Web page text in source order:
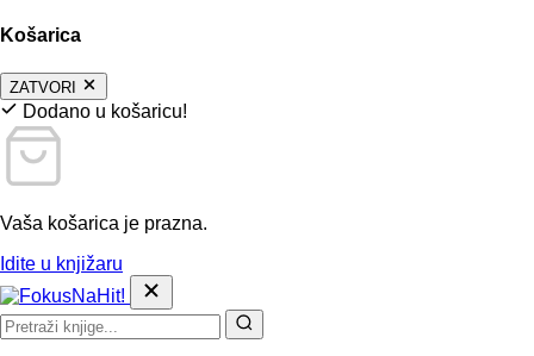
Košarica
ZATVORI
Dodano u košaricu!
Vaša košarica je prazna.
Idite u knjižaru